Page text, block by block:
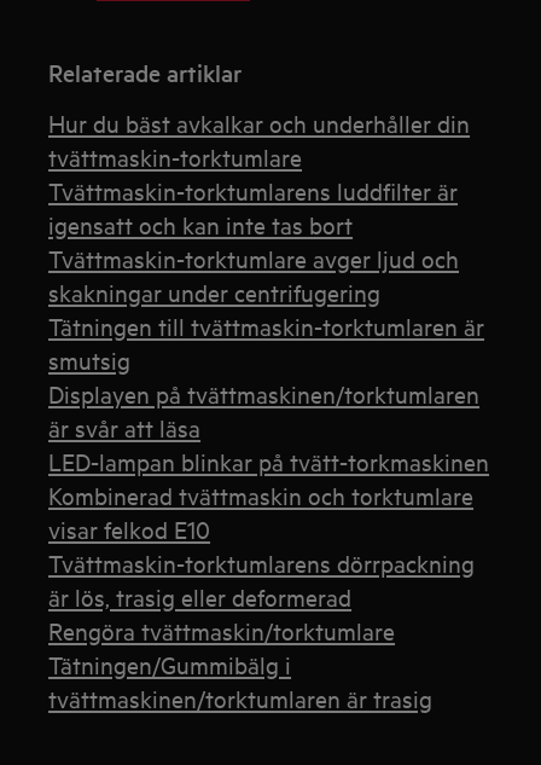
Relaterade artiklar
Hur du bäst avkalkar och underhåller din
tvättmaskin-torktumlare
Tvättmaskin-torktumlarens luddfilter är
igensatt och kan inte tas bort
Tvättmaskin-torktumlare avger ljud och
skakningar under centrifugering
Tätningen till tvättmaskin-torktumlaren är
smutsig
Displayen på tvättmaskinen/torktumlaren
är svår att läsa
LED-lampan blinkar på tvätt-torkmaskinen
Kombinerad tvättmaskin och torktumlare
visar felkod E10
Tvättmaskin-torktumlarens dörrpackning
är lös, trasig eller deformerad
Rengöra tvättmaskin/torktumlare
Tätningen/Gummibälg i
tvättmaskinen/torktumlaren är trasig